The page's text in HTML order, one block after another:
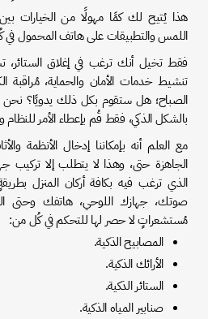
هذا يُتيح لك كمًا مهولًا من الخيارات
اللمس والتطبيقات على هاتف المحمول في
فقط تخيل أنك ترغب في إغلاق الستائر،
تنشيط خدمات الأمان والحماية، مُراقبة
الصباح؛ هل ستقوم بكل ذلك يدويًا؟ نحن
بالشكل الذكي، فقط قُم بإعطاء الأمر
مع العلم أنه بإمكاننا إدخال الأنظمة
الجاهزة حتى، وهذا لا يتطلب إلا
الذي ترغب فيه بكافة أركان المنزل
صوتك، جهازك اللوحي، هاتفك وحتى
مُستشعراتٍ لا حصر لها للتحكم في كُل من:
المصابيح الذكية.
الأرائك الذكية.
الستائر الذكية.
صنابير المياه الذكية.